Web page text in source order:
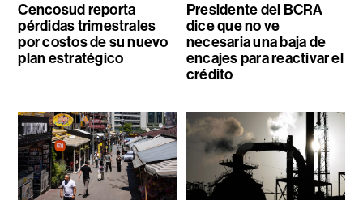
Cencosud reporta
pérdidas trimestrales
por costos de su nuevo
plan estratégico
Presidente del BCRA
dice que no ve
necesaria una baja de
encajes para reactivar el
crédito